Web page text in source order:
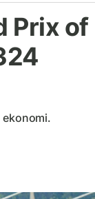
Prix of
ekonomi.